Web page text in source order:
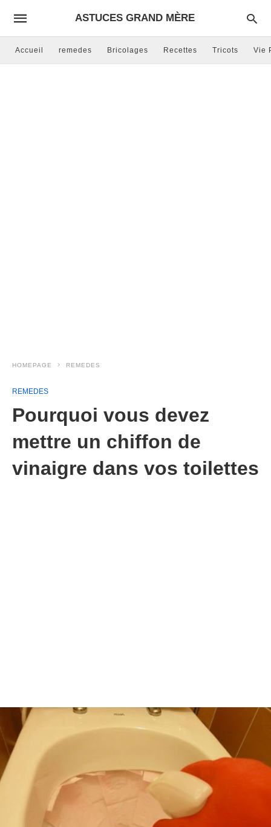
ASTUCES GRAND MÈRE
Accueil remedes Bricolages Recettes Tricots Vie
HOMEPAGE REMEDES
REMEDES
Pourquoi vous devez
mettre un chiffon de
vinaigre dans vos toilettes